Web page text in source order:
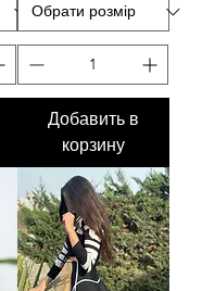
Добавить в
корзину